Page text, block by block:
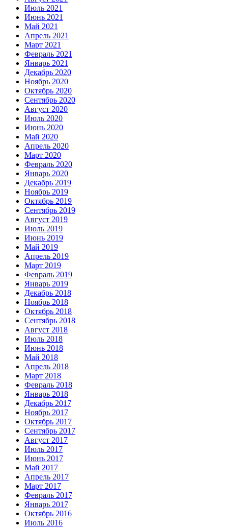
Июль 2021
Июнь 2021
Май 2021
Апрель 2021
Март 2021
Февраль 2021
Январь 2021
Декабрь 2020
Ноябрь 2020
Октябрь 2020
Сентябрь 2020
Август 2020
Июль 2020
Июнь 2020
Май 2020
Апрель 2020
Март 2020
Февраль 2020
Январь 2020
Декабрь 2019
Ноябрь 2019
Октябрь 2019
Сентябрь 2019
Август 2019
Июль 2019
Июнь 2019
Май 2019
Апрель 2019
Март 2019
Февраль 2019
Январь 2019
Декабрь 2018
Ноябрь 2018
Октябрь 2018
Сентябрь 2018
Август 2018
Июль 2018
Июнь 2018
Май 2018
Апрель 2018
Март 2018
Февраль 2018
Январь 2018
Декабрь 2017
Ноябрь 2017
Октябрь 2017
Сентябрь 2017
Август 2017
Июль 2017
Июнь 2017
Май 2017
Апрель 2017
Март 2017
Февраль 2017
Январь 2017
Октябрь 2016
Июль 2016